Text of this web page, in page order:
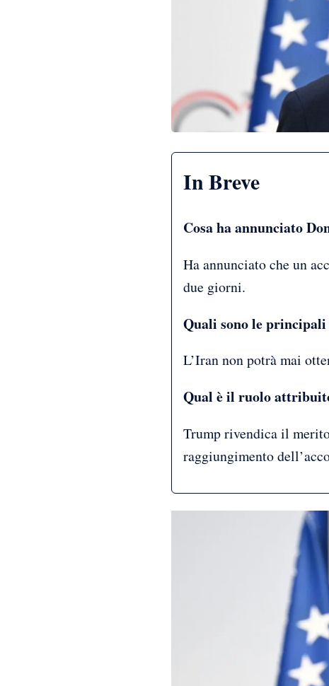
In Breve
Cosa ha annunciato
Ha annunciato che un
due giorni.
Quali sono le
L’Iran non potrà mai
Qual è il ruolo
Trump rivendica il
raggiungimento